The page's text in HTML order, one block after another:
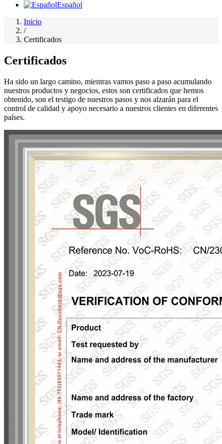
Español
Inicio
/
Certificados
Certificados
Ha sido un largo camino, mientras vamos paso a paso acumulando
nuestros productos y negocios, estos son certificados que hemos
obtenido, son el testigo de nuestros pasos y nos alzarán para el
control de calidad y apoyo necesario a nuestros clientes en diferentes
países.